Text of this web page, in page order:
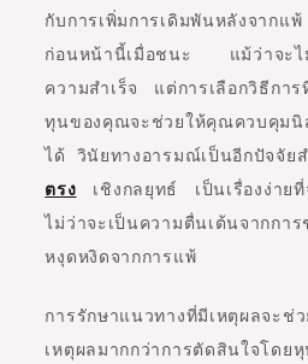
กับการเพิ่มการเดิมพันหลังจากแ
ก่อนหน้านี้เมื่อชนะ แม้ว่าจะไ
ความสำเร็จ แต่การเลือกวิธีการ
ทุนของคุณจะช่วยให้คุณควบคุมนิ
ได้ วินัยทางอารมณ์เป็นอีกปัจจัย
ตรง เชิงกลยุทธ์ เป็นเรื่องง่าย
ไม่ว่าจะเป็นความตื่นเต้นจากกา
หงุดหงิดจากการแพ้
การรักษาแนวทางที่มีเหตุผลจะช่
เหตุผลมากกว่าการตัดสินใจ